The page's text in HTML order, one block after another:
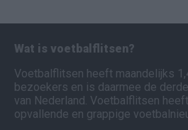
Wat is voetbalflitsen?
Voetbalflitsen heeft maandelijks
bezoekers en is daarmee de
van Nederland. Voetbalflitsen
opvallende en grappige